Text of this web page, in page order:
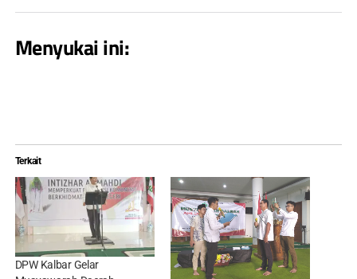
Menyukai ini:
Terkait
DPW Kalbar Gelar